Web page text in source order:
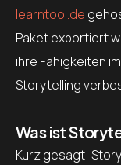
learntool.de
Paket exportiert
ihre Fähigkeiten
Storytelling
Was ist
Kurz gesagt: